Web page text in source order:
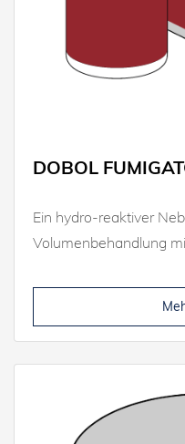
DOBOL
Ein hydro-reaktiver
Volumenbehandlung